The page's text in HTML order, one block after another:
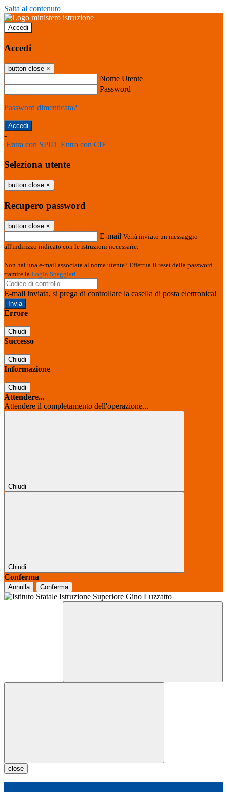
Salta al contenuto
Accedi
Accedi
button close ×
Nome Utente
Password
Password dimenticata?
-
Entra con SPID Entra con CIE
Seleziona utente
button close ×
Recupero password
button close ×
E-mail Verrà inviato un messaggio
all'indirizzo indicato con le istruzioni necessarie.
Non hai una e-mail associata al nome utente? Effettua il reset della password
tramite la Login Spaggiari
E-mail inviata, si prega di controllare la casella di posta elettronica!
Errore
Chiudi
Successo
Chiudi
Informazione
Chiudi
Attendere...
Attendere il completamento dell'operazione...
Chiudi
Chiudi
Conferma
Annulla Conferma
close